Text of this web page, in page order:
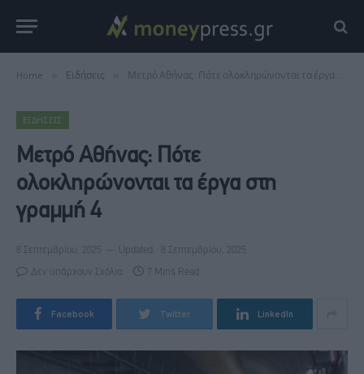
Home Ειδήσεις Μετρό Αθήνας: Πότε ολοκληρώνονται τα έργα στη γραμμή 4
ΕΙΔΉΣΕΙΣ
Μετρό Αθήνας: Πότε
ολοκληρώνονται τα έργα στη
γραμμή 4
8 Σεπτεμβρίου, 2025 Updated: 8 Σεπτεμβρίου, 2025
Δεν υπάρχουν Σχόλια 7 Mins Read
Facebook Twitter LinkedIn